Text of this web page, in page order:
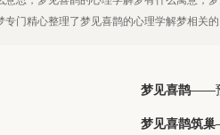
门精心整理了梦见喜鹊的心理学解梦相关的
梦见喜鹊——
梦见喜鹊筑巢